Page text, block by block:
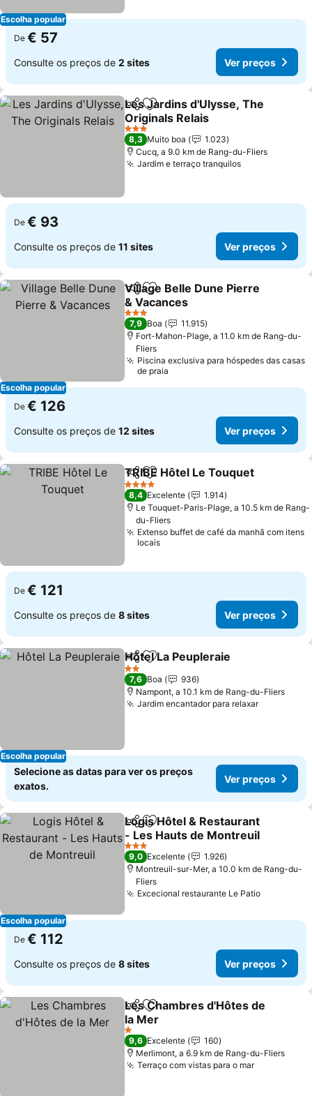
Escolha popular
De € 57
Consulte os preços de 2 sites Ver preços
PartilharAdicionar aos favoritos
Les Jardins d'Ulysse, The
Originals Relais
Ver preços
3 Estrelas
8,3 Muito boa
1.023
Cucq, a 9.0 km de Rang-du-Fliers
Jardim e terraço tranquilosVer preços
De € 93
Consulte os preços de 11 sites Ver preços
Escolha popular
PartilharAdicionar aos favoritos
Village Belle Dune Pierre
& Vacances
Ver preços
3 Estrelas
7,9 Boa
11.915
Fort-Mahon-Plage, a 11.0 km de Rang-du-
Fliers
Piscina exclusiva para hóspedes das casas
de praia
De € 126
Consulte os preços de 12 sites Ver preços
PartilharAdicionar aos favoritos
TRIBE Hôtel Le Touquet
4 Estrelas
8,4 Excelente
1.914
Le Touquet-Paris-Plage, a 10.5 km de Rang-
du-Fliers
Extenso buffet de café da manhã com itens
locais
De € 121
Consulte os preços de 8 sites Ver preços
Escolha popular
PartilharAdicionar aos favoritos
Hôtel La Peupleraie
2 Estrelas
7,6 Boa
936
Nampont, a 10.1 km de Rang-du-Fliers
Jardim encantador para relaxarVer
Selecione as datas para ver os preços
exatos.
Ver preços
Escolha popular
PartilharAdicionar aos favoritos
Logis Hôtel & Restaurant
- Les Hauts de Montreuil
Ver preços
3 Estrelas
9,0 Excelente
1.926
Montreuil-sur-Mer, a 10.0 km de Rang-du-
Fliers
Excecional restaurante Le PatioVer
De € 112
Consulte os preços de 8 sites Ver preços
PartilharAdicionar aos favoritos
Les Chambres d'Hôtes de
la Mer
Ver preços
1 Estrelas
9,6 Excelente
160
Merlimont, a 6.9 km de Rang-du-Fliers
Terraço com vistas para o marVer preços